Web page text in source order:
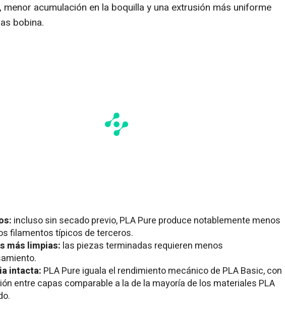
menor acumulación en la boquilla y una extrusión más uniforme
bobina.
incluso sin secado previo, PLA Pure produce notablemente menos
filamentos típicos de terceros.
más limpias: las piezas terminadas requieren menos
intacta: PLA Pure iguala el rendimiento mecánico de PLA Basic, con
entre capas comparable a la de la mayoría de los materiales PLA